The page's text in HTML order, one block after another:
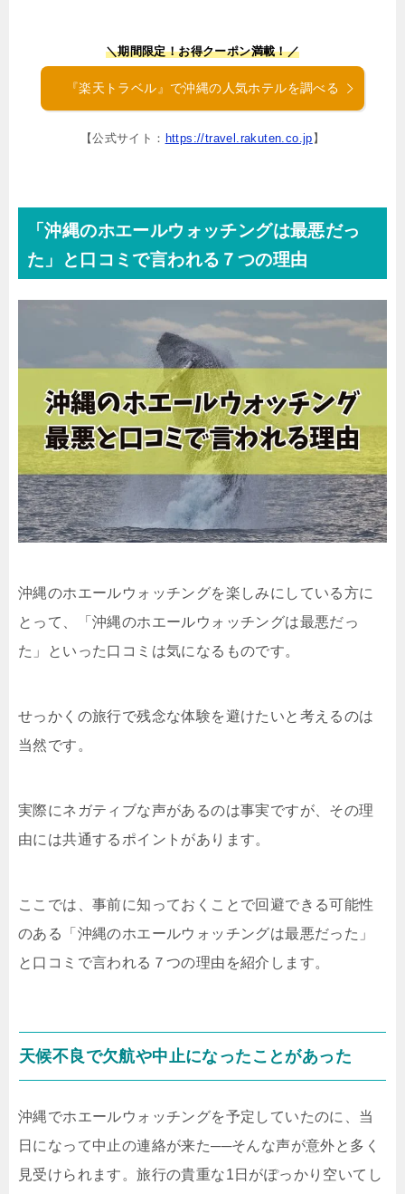
＼期間限定！お得クーポン満載！／
『楽天トラベル』で沖縄の人気ホテルを調べる
【公式サイト： https://travel.rakuten.co.jp 】
「沖縄のホエールウォッチングは最悪だっ
た」と口コミで言われる７つの理由
沖縄のホエールウォッチングを楽しみにしている方に
とって、「沖縄のホエールウォッチングは最悪だっ
た」といった口コミは気になるものです。
せっかくの旅行で残念な体験を避けたいと考えるのは
当然です。
実際にネガティブな声があるのは事実ですが、その理
由には共通するポイントがあります。
ここでは、事前に知っておくことで回避できる可能性
のある「沖縄のホエールウォッチングは最悪だった」
と口コミで言われる７つの理由を紹介します。
天候不良で欠航や中止になったことがあった
沖縄でホエールウォッチングを予定していたのに、当
日になって中止の連絡が来た──そんな声が意外と多く
見受けられます。旅行の貴重な1日がぽっかり空いてし